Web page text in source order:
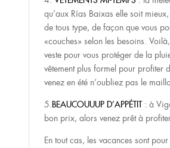
qu’aux Rías Baixas elle soit
de tous type, de façon que vous
«couches» selon les besoins.
veste pour vous protéger de la
vêtement plus formel pour profiter
venez en été n’oubliez pas le
5.BEAUCOUUUP D’APPÉTIT : à
bon prix, alors venez prêt à
En tout cas, les vacances sont